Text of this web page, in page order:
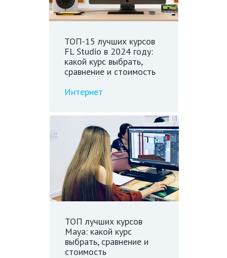
ТОП-15 лучших курсов
FL Studio в 2024 году:
какой курс выбрать,
сравнение и стоимость
Интернет
ТОП лучших курсов
Maya: какой курс
выбрать, сравнение и
стоимость